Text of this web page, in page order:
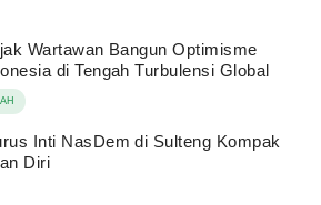
Wartawan Bangun Optimisme
di Tengah Turbulensi Global
Inti NasDem di Sulteng Kompak
Diri